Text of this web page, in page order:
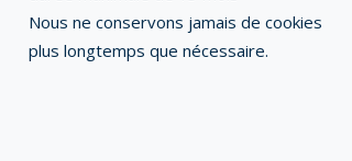
Nous ne conservons jamais de cookies
plus longtemps que nécessaire.